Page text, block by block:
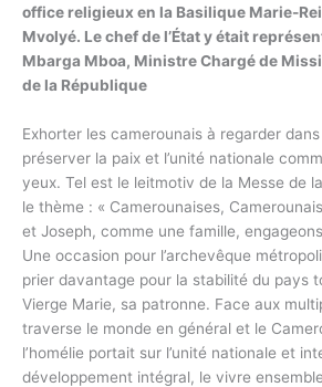
office religieux en la Basilique Marie-
Mvolyé. Le chef de l’État y était
Mbarga Mboa, Ministre Chargé de
de la République
Exhorter les camerounais à regarder
préserver la paix et l’unité nationale
yeux. Tel est le leitmotiv de la Messe de
le thème : « Camerounaises,
et Joseph, comme une famille,
Une occasion pour l’archevêque
prier davantage pour la stabilité du pays
Vierge Marie, sa patronne. Face aux
traverse le monde en général et le
l’homélie portait sur l’unité nationale et
développement intégral, le vivre